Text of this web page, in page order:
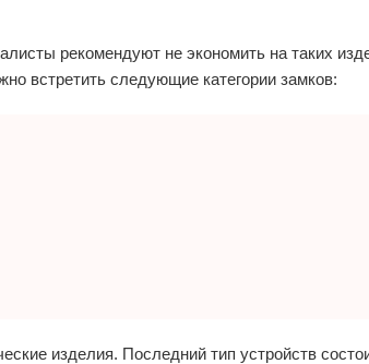
рекомендуют не экономить на таких
встретить следующие категории замков:
изделия. Последний тип устройств